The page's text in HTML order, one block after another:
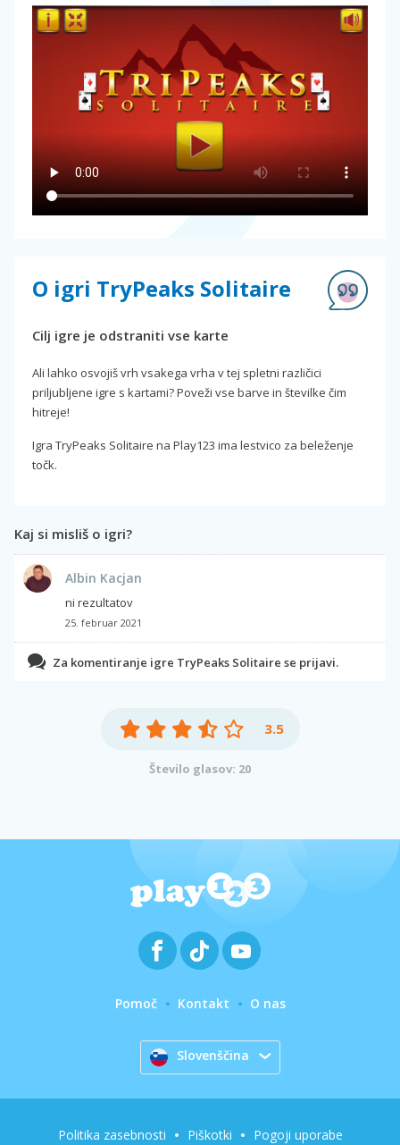
O igri TryPeaks Solitaire
Cilj igre je odstraniti vse karte
Ali lahko osvojiš vrh vsakega vrha v tej spletni različici
priljubljene igre s kartami? Poveži vse barve in številke čim
hitreje!
Igra TryPeaks Solitaire na Play123 ima lestvico za beleženje
točk.
Kaj si misliš o igri?
Albin Kacjan
ni rezultatov
25. februar 2021
Za komentiranje igre TryPeaks Solitaire se prijavi.
3.5
Število glasov: 20
Pomoč Kontakt O nas
Slovenščina
Politika zasebnosti Piškotki Pogoji uporabe